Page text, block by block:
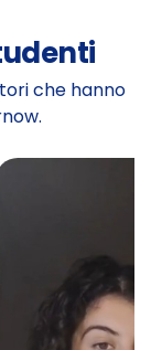
che hanno